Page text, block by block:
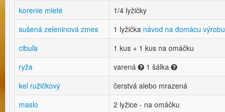
korenie mleté
1/4 lyžičky
sušená zeleninová zmes
1 lyžička návod na domácu výrobu
cibuľa
1 kus + 1 kus na omáčku
ryža
varená 1 šálka
kel ružičkový
čerstvá alebo mrazená
maslo
2 lyžice - na omáčku